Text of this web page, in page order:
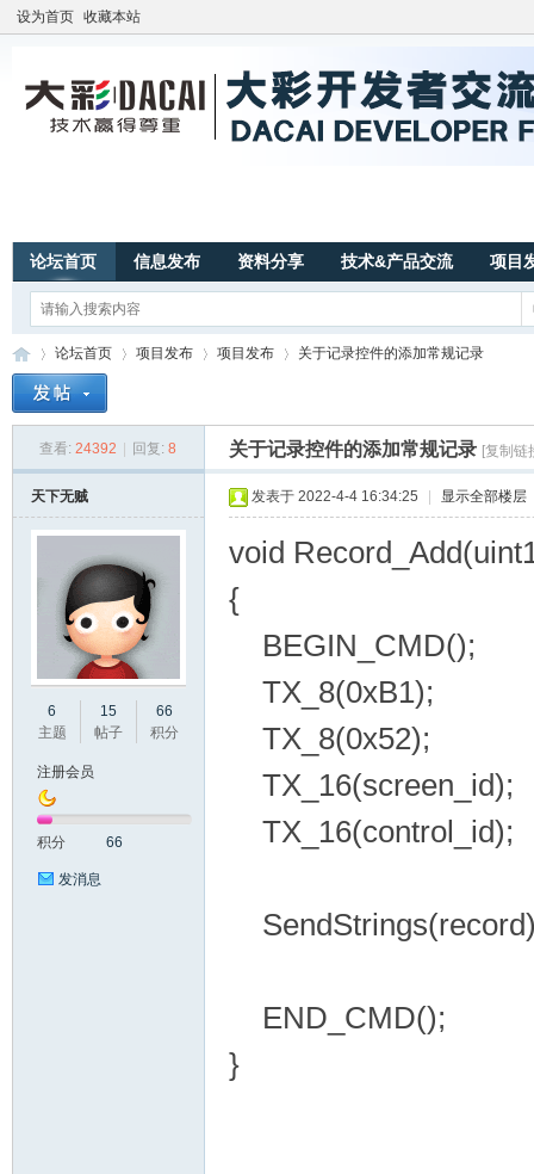
设为首页 收藏本站
论坛首页 信息发布 资料分享 技术&产品交流 项目
论坛首页
›
项目发布 项目发布
›
关于记录控件的添加常规记录
查看: 24392 回复: 8 关于记录控件的添加常规记录 [复制链
天下无贼
6
主题
15
帖子
66
积分
注册会员
积分 66
发消息
发表于 2022-4-4 16:34:25 显示全部楼层
void
{
BEGIN_CMD();
TX_8(0xB1);
TX_8(0x52);
TX_16(screen_id);
TX_16(control_id);
END_CMD();
}